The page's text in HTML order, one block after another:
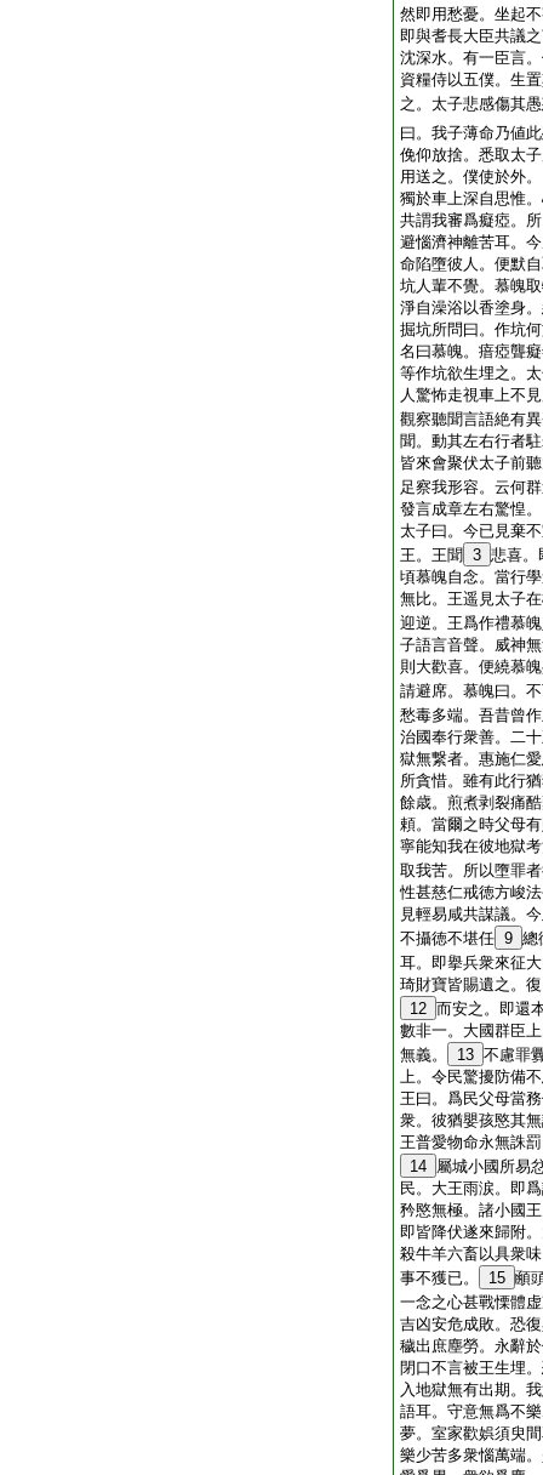
然即用愁憂。坐起
即與耆長大臣共議
沈深水。有一臣言
資糧侍以五僕。生
之。太子悲感傷其
曰。我子薄命乃値
俛仰放捨。悉取太
用送之。僕使於外
獨於車上深自思惟
共謂我審爲癡瘂。
避惱濟神離苦耳。
命陷墮彼人。便默
坑人輩不覺。慕魄
淨自澡浴以香塗身
掘坑所問曰。作坑
名曰慕魄。瘖瘂聾
等作坑欲生埋之。
人驚怖走視車上不
觀察聽聞言語絶有
聞。動其左右行者
皆來會聚伏太子前
足察我形容。云何
發言成章左右驚惶
太子曰。今已見棄
王。王聞 3 悲喜。
頃慕魄自念。當行
無比。王遥見太子
迎逆。王爲作禮慕
子語言音聲。威神
則大歡喜。便繞慕
請避席。慕魄曰。
愁毒多端。吾昔曾
治國奉行衆善。二
獄無繋者。惠施仁
所貪惜。雖有此行
餘歳。煎煮剥裂痛
頼。當爾之時父母
寧能知我在彼地獄
取我苦。所以墮罪
性甚慈仁戒徳方峻
見輕易咸共謀議。
不攝徳不堪任 9 總
耳。即擧兵衆來征
琦財寶皆賜遺之。
12 而安之。即還
數非一。大國群臣
無義。
13 不慮罪
上。令民驚擾防備
王曰。爲民父母當
衆。彼猶嬰孩愍其
王普愛物命永無誅
14 屬城小國所易
民。大王雨涙。即
矜愍無極。諸小國
即皆降伏遂來歸附
殺牛羊六畜以具衆
事不獲已。
15 顄
一念之心甚戰慄體
吉凶安危成敗。恐
穢出庶塵勞。永辭
閉口不言被王生埋
入地獄無有出期。
語耳。守意無爲不
夢。室家歡娯須臾
樂少苦多衆惱萬端